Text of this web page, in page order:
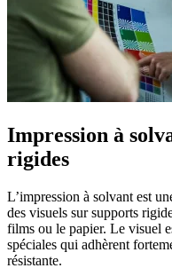
Impression à
rigides
L’impression à solvant est
des visuels sur supports
films ou le papier. Le visuel
spéciales qui adhèrent
résistante.